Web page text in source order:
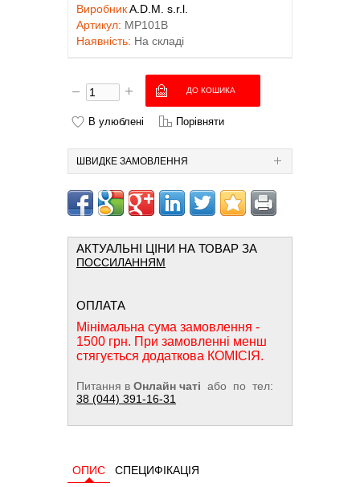
ВиробникA.D.M. s.r.l.
Артикул: MP101B
Наявність: На складі
В улюблені Порівняти
ШВИДКЕ ЗАМОВЛЕННЯ
АКТУАЛЬНІ ЦІНИ НА ТОВАР ЗА
ПОССИЛАННЯМ
ОПЛАТА
Мінімальна сума замовлення -
1500 грн. При замовленні менш
стягується додаткова КОМІСІЯ.
Питання в Онлайн чаті або по тел:
38 (044) 391-16-31
ОПИС
СПЕЦИФІКАЦІЯ